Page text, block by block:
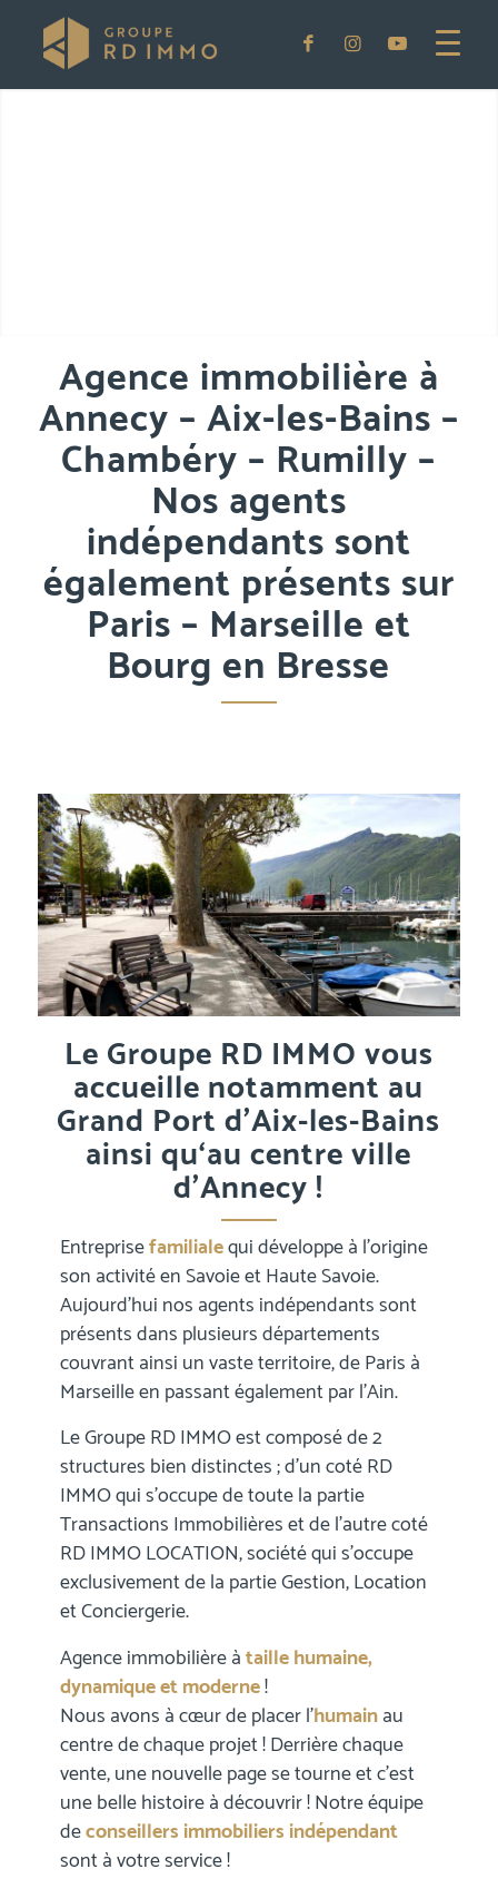
Agence immobilière à
Annecy – Aix-les-Bains –
Chambéry – Rumilly –
Nos agents
indépendants sont
également présents sur
Paris – Marseille et
Bourg en Bresse
Le Groupe RD IMMO vous
accueille notamment au
Grand Port d’Aix-les-Bains
ainsi qu‘au centre ville
d’Annecy !
Entreprisefamilialequi développe à l’origine
son activité en Savoie et Haute Savoie.
Aujourd’hui nos agents indépendants sont
présents dans plusieurs départements
couvrant ainsi un vaste territoire, de Paris à
Marseille en passant également par l’Ain.
Le Groupe RD IMMO est composé de 2
structures bien distinctes ; d’un coté RD
IMMO qui s’occupe de toute la partie
Transactions Immobilières et de l’autre coté
RD IMMO LOCATION, société qui s’occupe
exclusivement de la partie Gestion, Location
et Conciergerie.
Agence immobilière àtaille humaine,
dynamique et moderne!
Nous avons à cœur de placer l’humainau
centre de chaque projet ! Derrière chaque
vente, une nouvelle page se tourne et c’est
une belle histoire à découvrir ! Notre équipe
deconseillers immobiliers indépendant
sont à votre service !